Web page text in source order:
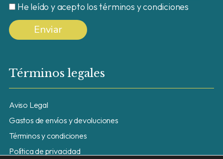
He leído y acepto los términos y condiciones
Términos legales
Aviso Legal
Gastos de envíos y devoluciones
Términos y condiciones
Política de privacidad